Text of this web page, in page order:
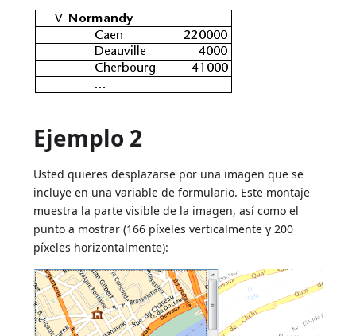
Ejemplo 2
Usted quieres desplazarse por una imagen que se
incluye en una variable de formulario. Este montaje
muestra la parte visible de la imagen, así como el
punto a mostrar (166 píxeles verticalmente y 200
píxeles horizontalmente):